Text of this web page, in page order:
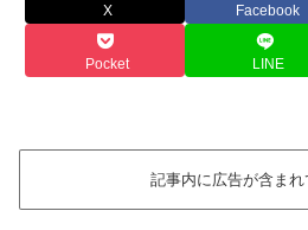
X Facebook
Pocket LINE
記事内に広告が含まれ